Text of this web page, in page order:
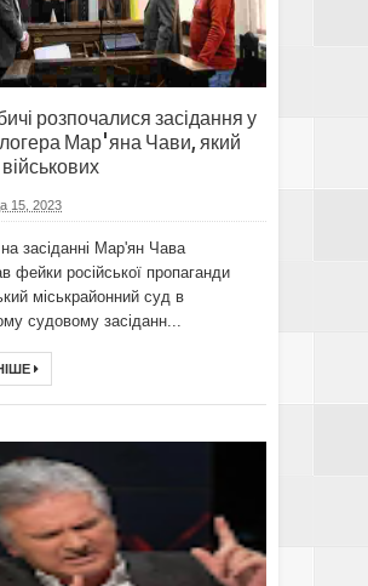
розпочалися засідання у
Мар'яна Чави, який
15, 2023
засіданні Мар'ян Чава
фейки російської пропаганди
міськрайонний суд в
судовому засіданн...